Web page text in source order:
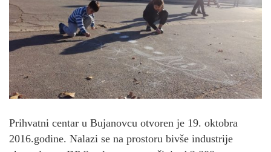
Prihvatni centar u Bujanovcu otvoren je 19. oktobra
2016.godine. Nalazi se na prostoru bivše industrije